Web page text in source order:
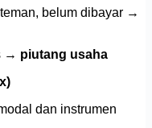
belum dibayar →
→ piutang usaha
dan instrumen